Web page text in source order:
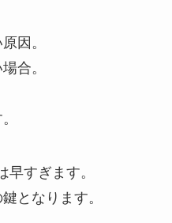
因。
合。
すぎます。
となります。